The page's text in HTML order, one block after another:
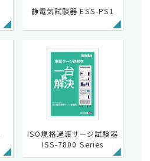
静電気試験器 ESS-PS1
ISO規格過渡サージ試験器
ISS-7800 Series